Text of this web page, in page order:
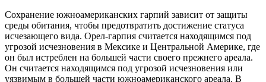
Сохранение южноамериканских гарпий зависит от защиты
среды обитания, чтобы предотвратить достижение статуса
исчезающего вида. Орел-гарпия считается находящимся под
угрозой исчезновения в Мексике и Центральной Америке, где
он был истреблен на большей части своего прежнего ареала.
Он считается находящимся под угрозой исчезновения или
уязвимым в большей части южноамериканского ареала. В